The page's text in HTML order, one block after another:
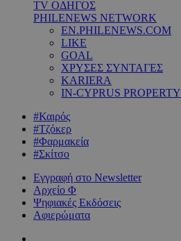
TV ΟΔΗΓΟΣ
PHILENEWS NETWORK
EN.PHILENEWS.COM
LIKE
GOAL
ΧΡΥΣΕΣ ΣΥΝΤΑΓΕΣ
KARIERA
IN-CYPRUS PROPERTY
#Καιρός
#Τζόκερ
#Φαρμακεία
#Σκίτσο
Εγγραφή στο Newsletter
Αρχείο Φ
Ψηφιακές Εκδόσεις
Αφιερώματα